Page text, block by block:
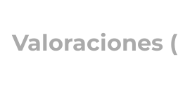
Valoraciones